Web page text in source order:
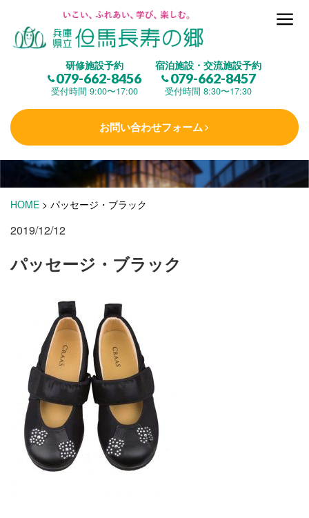
研修施設予約
079-662-8456
受付時間 9:00〜17:00
宿泊施設・交流施設予約
079-662-8457
受付時間 8:30〜17:30
お問い合わせフォーム
但馬長寿の郷とは
(研修施設)
楽しむ
学 ぶ(健康福祉)
泊まる (宿泊)
施設・料金
アクセス
HOME > パッセージ・ブラック
2019/12/12
パッセージ・ブラック